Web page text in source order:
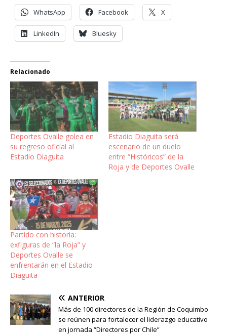
WhatsApp Facebook X
LinkedIn Bluesky
Relacionado
Deportes Ovalle golea en
su regreso oficial al
Estadio Diaguita
Estadio Diaguita será
escenario de un duelo
entre “Históricos” de la
Roja y de Deportes Ovalle
Partido con historia:
exfiguras de “la Roja” y
Deportes Ovalle se
enfrentarán en el Estadio
Diaguita
ANTERIOR
Más de 100 directores de la Región de Coquimbo
se reúnen para fortalecer el liderazgo educativo
en jornada “Directores por Chile”